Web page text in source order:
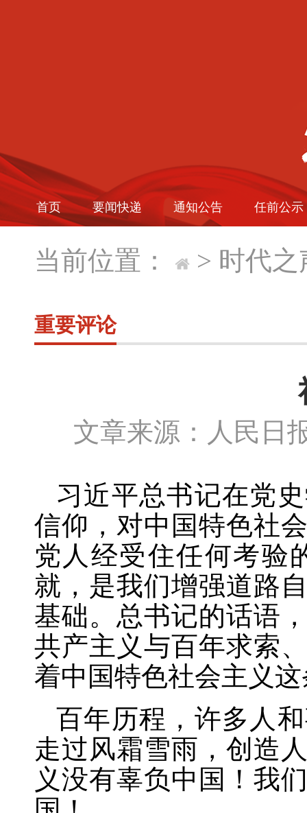
首页 要闻快递 通知公告 任前公示
当前位置： > 时代之
重要评论
文章来源：人民
习近平总书记在党
信仰，对中国特色社
党人经受住任何考验
就，是我们增强道路
基础。总书记的话语
共产主义与百年求索
着中国特色社会主义
百年历程，许多人
走过风霜雪雨，创造
义没有辜负中国！我